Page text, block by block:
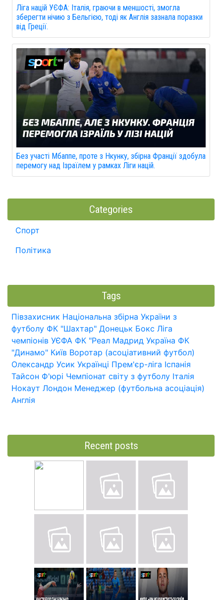
Ліга націй УЄФА: Італія, граючи в меншості, змогла
зберегти нічию з Бельгією, тоді як Англія зазнала поразки
від Греції.
Без участі Мбаппе, проте з Нкунку, збірна Франції здобула
перемогу над Ізраїлем у рамках Ліги націй.
Categories
Спорт
Політика
Tags
Півзахисник Національна збірна України з
футболу ФК "Шахтар" Донецьк Бокс Ліга
чемпіонів УЄФА ФК "Реал Мадрид Україна ФК
"Динамо" Київ Воротар (асоціативний футбол)
Олександр Усик Українці Прем'єр-ліга Іспанія
Тайсон Ф'юрі Чемпіонат світу з футболу Італія
Нокаут Лондон Менеджер (футбольна асоціація)
Англія
Recent posts